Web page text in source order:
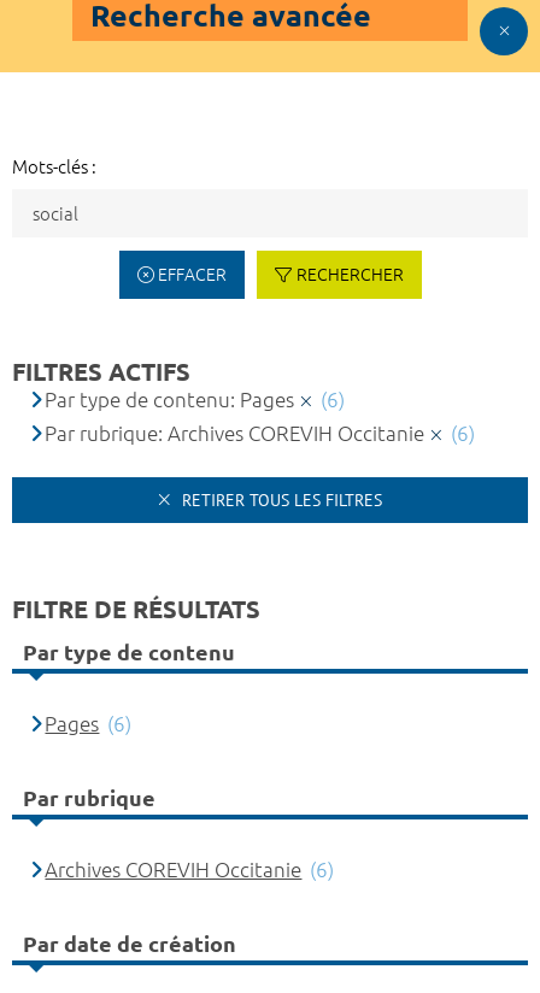
Recherche avancée
Mots-clés :
EFFACER RECHERCHER
FILTRES ACTIFS
Par type de contenu: Pages
(6)
Par rubrique: Archives COREVIH Occitanie
(6)
RETIRER TOUS LES FILTRES
FILTRE DE RÉSULTATS
Par type de contenu
Pages (6)
Par rubrique
Archives COREVIH Occitanie (6)
Par date de création